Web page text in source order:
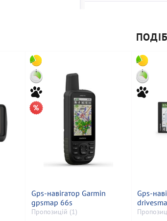
Gps-навігатор Garmin
gpsmap 66s
Пропозицій (1)
Gps-